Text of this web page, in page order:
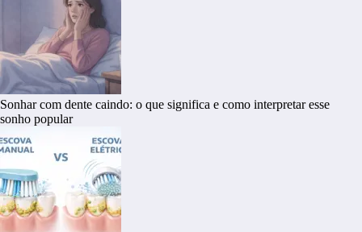
Sonhar com dente caindo: o que significa e como interpretar esse
sonho popular